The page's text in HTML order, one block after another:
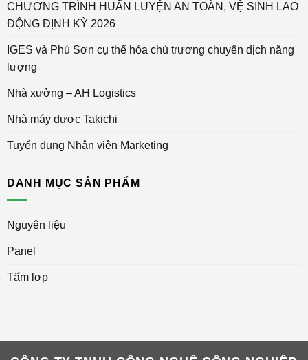
CHƯƠNG TRÌNH HUẤN LUYỆN AN TOÀN, VỆ SINH LAO
ĐỘNG ĐỊNH KỲ 2026
IGES và Phú Sơn cụ thể hóa chủ trương chuyển dịch năng
lượng
Nhà xưởng – AH Logistics
Nhà máy dược Takichi
Tuyển dụng Nhân viên Marketing
DANH MỤC SẢN PHẨM
Nguyên liệu
Panel
Tấm lợp